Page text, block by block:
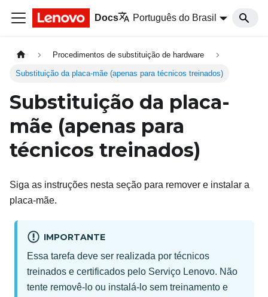
Docs Português do Brasil
Procedimentos de substituição de hardware
Substituição da placa-mãe (apenas para técnicos treinados)
Substituição da placa-
mãe (apenas para
técnicos treinados)
Siga as instruções nesta seção para remover e instalar a
placa-mãe.
IMPORTANTE
Essa tarefa deve ser realizada por técnicos
treinados e certificados pelo Serviço Lenovo. Não
tente removê-lo ou instalá-lo sem treinamento e